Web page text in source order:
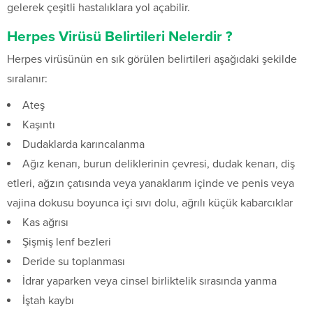
gelerek çeşitli hastalıklara yol açabilir.
Herpes Virüsü Belirtileri Nelerdir ?
Herpes virüsünün en sık görülen belirtileri aşağıdaki şekilde
sıralanır:
Ateş
Kaşıntı
Dudaklarda karıncalanma
Ağız kenarı, burun deliklerinin çevresi, dudak kenarı, diş
etleri, ağzın çatısında veya yanaklarım içinde ve penis veya
vajina dokusu boyunca içi sıvı dolu, ağrılı küçük kabarcıklar
Kas ağrısı
Şişmiş lenf bezleri
Deride su toplanması
İdrar yaparken veya cinsel birliktelik sırasında yanma
İştah kaybı